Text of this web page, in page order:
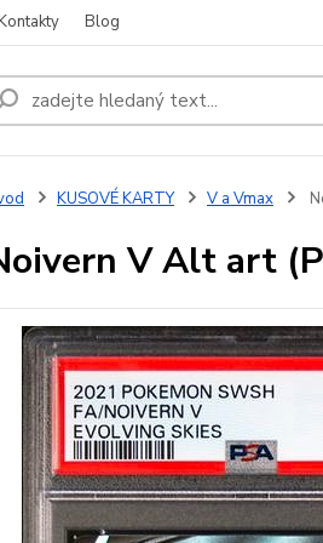
Blog
KUSOVÉ KARTY V a Vmax
V Alt art